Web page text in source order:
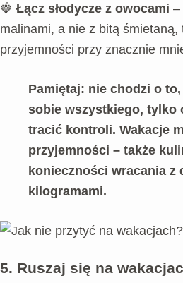
🍓 Łącz słodycze z owocami –
malinami, a nie z bitą śmietaną,
przyjemności przy znacznie
Pamiętaj: nie chodzi o
sobie wszystkiego, tylko
tracić kontroli. Wakacje
przyjemności – także
konieczności wracania z
kilogramami.
5. Ruszaj się na